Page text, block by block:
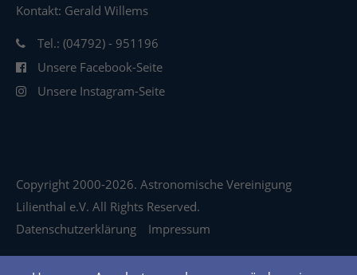
Kontakt: Gerald Willems
Tel.: (04792) - 951196
Unsere Facebook-Seite
Unsere Instagram-Seite
Copyright 2000-2026. Astronomische Vereinigung
Lilienthal e.V. All Rights Reserved.
Datenschutzerklärung
Impressum